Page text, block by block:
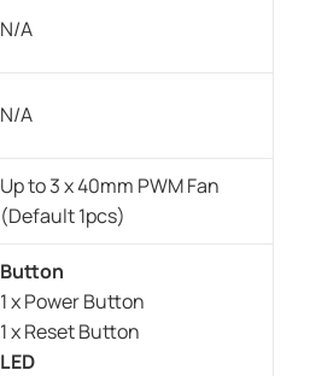
N/A
N/A
Up to 3 x 40mm PWM Fan
(Default 1pcs)
Button
1 x Power Button
1 x Reset Button
LED